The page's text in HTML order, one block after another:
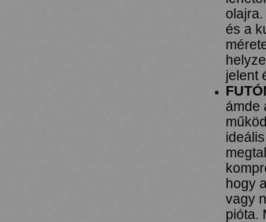
és a
jelent
ámde
hogy
vagy
pióta.